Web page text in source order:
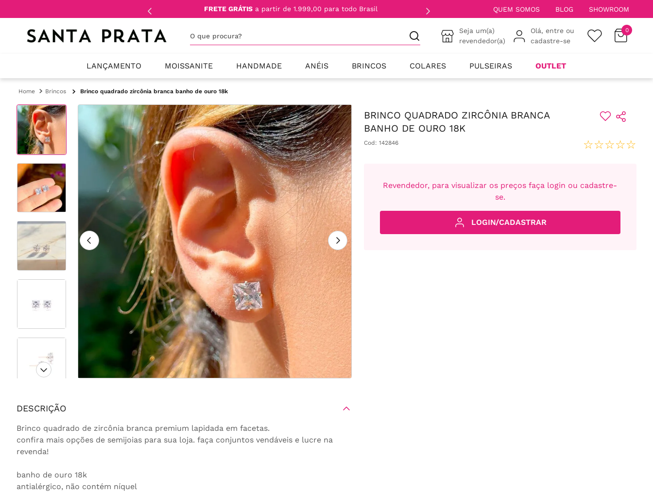
FRETE GRÁTIS a partir de 1.999,00 para todo Brasil QUEM SOMOS BLOG SHOWROOM
Seja um(a)
revendedor(a)
Olá, entre ou
cadastre-se
0
LANÇAMENTO MOISSANITE HANDMADE ANÉIS BRINCOS COLARES PULSEIRAS OUTLET
Brincos Brinco quadrado zircônia branca banho de ouro 18k
DESCRIÇÃO
Brinco quadrado de zircônia branca premium lapidada em facetas.
confira mais opções de semijoias para sua loja. faça conjuntos vendáveis e lucre na
revenda!
banho de ouro 18k
antialérgico, não contém níquel
BRINCO QUADRADO ZIRCÔNIA BRANCA
BANHO DE OURO 18K
Cod: 142846 ☆☆☆☆☆
Revendedor, para visualizar os preços faça login ou cadastre-
se.
LOGIN/CADASTRAR